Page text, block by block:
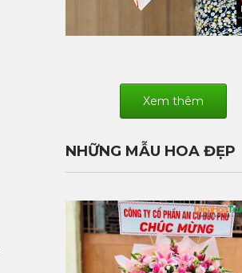
Xem thêm
NHỮNG MẪU HOA ĐẸP